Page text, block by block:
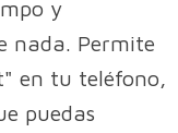
y
nada. Permite
en tu teléfono,
puedas